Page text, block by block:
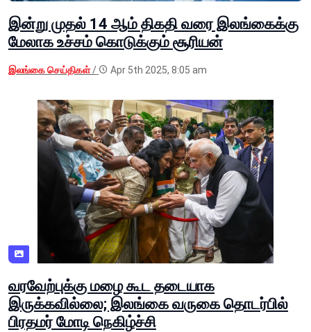
இன்று முதல் 14 ஆம் திகதி வரை இலங்கைக்கு
மேலாக உச்சம் கொடுக்கும் சூரியன்
இலங்கை செய்திகள்/ Apr 5th 2025, 8:05 am
வரவேற்புக்கு மழை கூட தடையாக
இருக்கவில்லை; இலங்கை வருகை தொடர்பில்
பிரதமர் மோடி நெகிழ்ச்சி